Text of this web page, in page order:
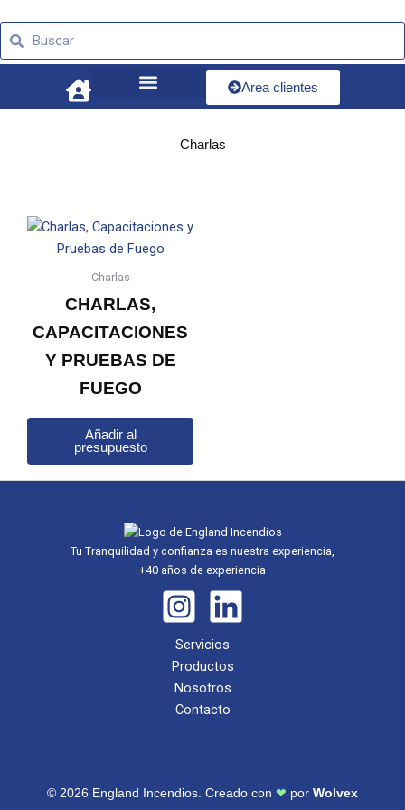
contenido
Buscar
Area clientes
Charlas
Charlas
CHARLAS,
CAPACITACIONES
Y PRUEBAS DE
FUEGO
Añadir al
presupuesto
Tu Tranquilidad y confianza es nuestra experiencia,
+40 años de experiencia
Servicios
Productos
Nosotros
Contacto
© 2026 England Incendios. Creado con ❤ por Wolvex